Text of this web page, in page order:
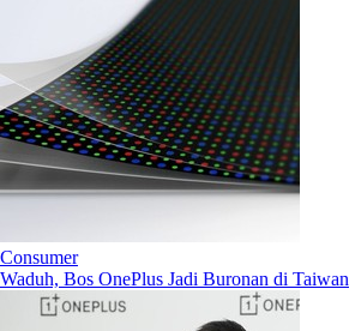
Consumer
Waduh, Bos OnePlus Jadi Buronan di Taiwan